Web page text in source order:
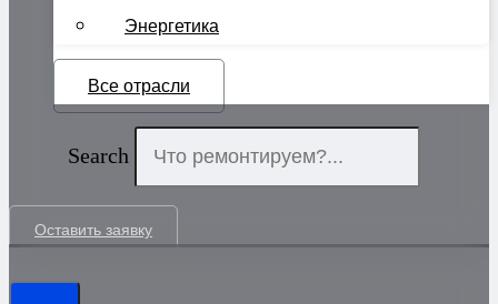
Энергетика
Все отрасли
Search
Оставить заявку